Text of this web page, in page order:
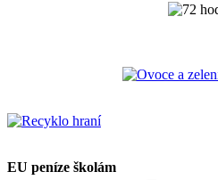
EU peníze školám